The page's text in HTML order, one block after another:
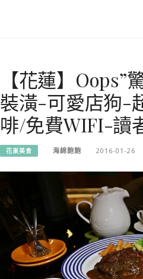
【花蓮】
裝潢-可愛店狗-
啡/免費WIFI-讀
花東美食 海綿飽飽 2016-01-26